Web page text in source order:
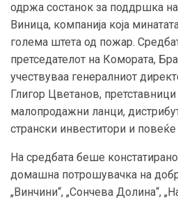
одржа состанок за поддршка
Виница, компанија која
голема штета од пожар.
претседателот на Комората,
учествуваа генералниот
Глигор Цветанов, претставници
малопродажни ланци,
странски инвеститори и повеќе
На средбата беше
домашна потрошувачка на
„Винчини“, „Сончева Долина“,